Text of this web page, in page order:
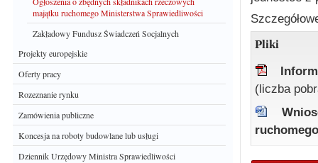
majątku ruchomego Ministerstwa Sprawiedliwości
Zakładowy Fundusz Świadczeń Socjalnych
Projekty europejskie
Oferty pracy
Rozeznanie rynku
Zamówienia publiczne
Koncesja na roboty budowlane lub usługi
Dziennik Urzędowy Ministra Sprawiedliwości
Pliki
(liczba